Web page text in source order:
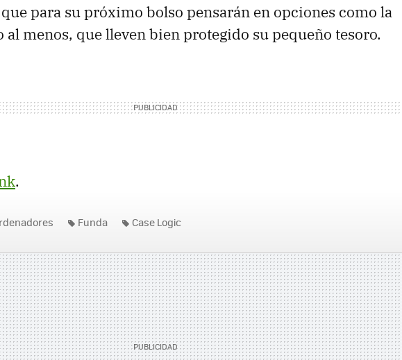
para su próximo bolso pensarán en opciones como la
al menos, que lleven bien protegido su pequeño tesoro.
.
Funda Case Logic